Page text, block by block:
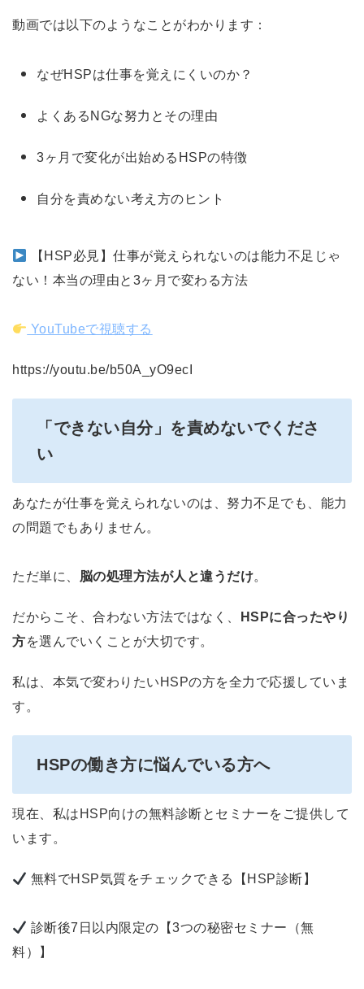
動画では以下のようなことがわかります：
なぜHSPは仕事を覚えにくいのか？
よくあるNGな努力とその理由
3ヶ月で変化が出始めるHSPの特徴
自分を責めない考え方のヒント
【HSP必見】仕事が覚えられないのは能力不足じゃ
ない！本当の理由と3ヶ月で変わる方法
YouTubeで視聴する
https://youtu.be/b50A_yO9ecI
「できない自分」を責めないでくださ
い
あなたが仕事を覚えられないのは、努力不足でも、能力
の問題でもありません。
ただ単に、 脳の処理方法が人と違うだけ。
だからこそ、合わない方法ではなく、
HSPに合ったやり
方を選んでいくことが大切です。
私は、本気で変わりたいHSPの方を全力で応援していま
す。
HSPの働き方に悩んでいる方へ
現在、私はHSP向けの無料診断とセミナーをご提供して
います。
無料でHSP気質をチェックできる【HSP診断】
診断後7日以内限定の【3つの秘密セミナー（無
料）】